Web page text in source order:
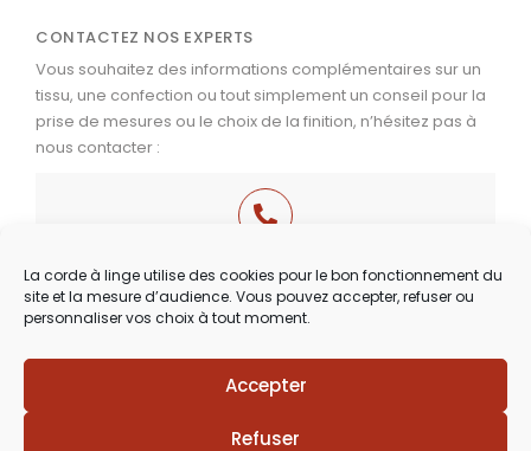
La corde à linge utilise des cookies pour le bon fonctionnement du
site et la mesure d’audience. Vous pouvez accepter, refuser ou
personnaliser vos choix à tout moment.
Accepter
Refuser
CONTACTEZ NOS EXPERTS
Vous souhaitez des informations complémentaires sur un
tissu, une confection ou tout simplement un conseil pour la
prise de mesures ou le choix de la finition, n’hésitez pas à
nous contacter :
03 29 60 49 17
Du Mardi au Samedi